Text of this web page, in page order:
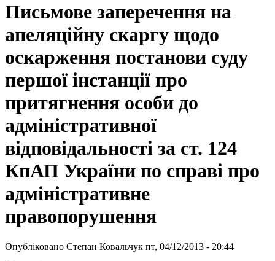
Письмове заперечення на
апеляційну скаргу щодо
оскарження постанови суду
першої інстанції про
притягнення особи до
адміністративної
відповідальності за ст. 124
КпАП України по справі про
адміністративне
правопорушення
Опубліковано Степан Ковальчук пт, 04/12/2013 - 20:44